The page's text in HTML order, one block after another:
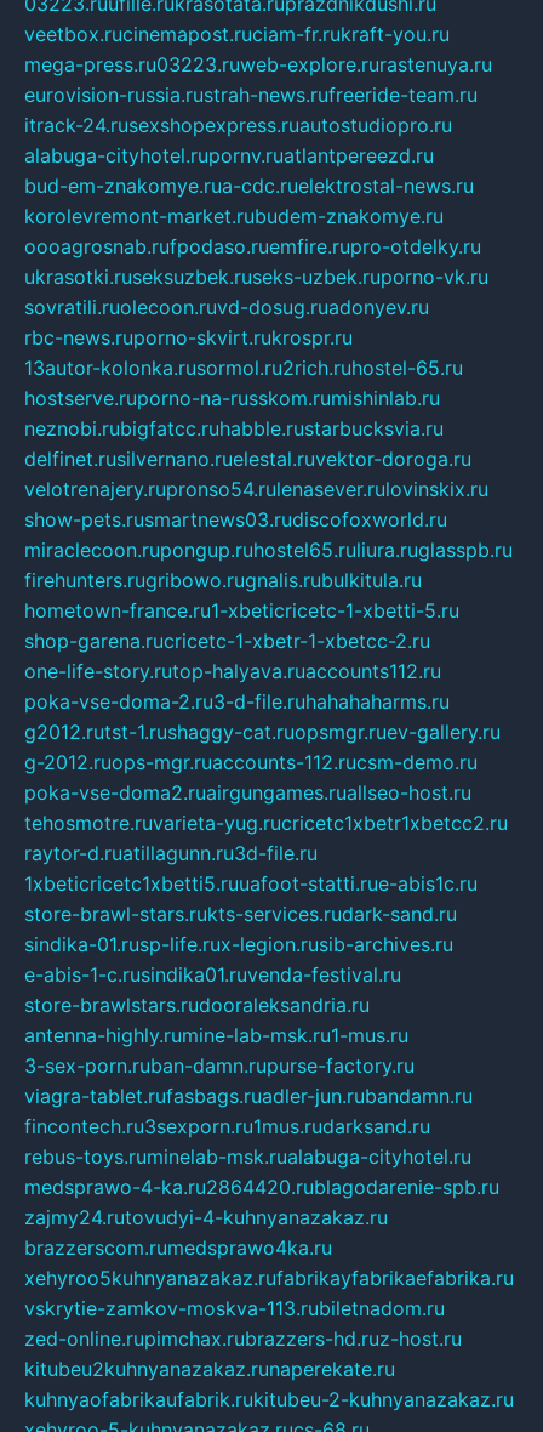
veetbox.rucinemapost.ruciam-fr.rukraft-you.ru
mega-press.ru03223.ruweb-explore.rurastenuya.ru
eurovision-russia.rustrah-news.rufreeride-team.ru
itrack-24.rusexshopexpress.ruautostudiopro.ru
alabuga-cityhotel.rupornv.ruatlantpereezd.ru
bud-em-znakomye.rua-cdc.ruelektrostal-news.ru
korolevremont-market.rubudem-znakomye.ru
oooagrosnab.rufpodaso.ruemfire.rupro-otdelky.ru
ukrasotki.ruseksuzbek.ruseks-uzbek.ruporno-vk.ru
sovratili.ruolecoon.ruvd-dosug.ruadonyev.ru
rbc-news.ruporno-skvirt.rukrospr.ru
13autor-kolonka.rusormol.ru2rich.ruhostel-65.ru
hostserve.ruporno-na-russkom.rumishinlab.ru
neznobi.rubigfatcc.ruhabble.rustarbucksvia.ru
delfinet.rusilvernano.ruelestal.ruvektor-doroga.ru
velotrenajery.rupronso54.rulenasever.rulovinskix.ru
show-pets.rusmartnews03.rudiscofoxworld.ru
miraclecoon.rupongup.ruhostel65.ruliura.ruglasspb.ru
firehunters.rugribowo.rugnalis.rubulkitula.ru
hometown-france.ru1-xbeticricetc-1-xbetti-5.ru
shop-garena.rucricetc-1-xbetr-1-xbetcc-2.ru
one-life-story.rutop-halyava.ruaccounts112.ru
poka-vse-doma-2.ru3-d-file.ruhahahaharms.ru
g2012.rutst-1.rushaggy-cat.ruopsmgr.ruev-gallery.ru
g-2012.ruops-mgr.ruaccounts-112.rucsm-demo.ru
poka-vse-doma2.ruairgungames.ruallseo-host.ru
tehosmotre.ruvarieta-yug.rucricetc1xbetr1xbetcc2.ru
raytor-d.ruatillagunn.ru3d-file.ru
1xbeticricetc1xbetti5.ruuafoot-statti.rue-abis1c.ru
store-brawl-stars.rukts-services.rudark-sand.ru
sindika-01.rusp-life.rux-legion.rusib-archives.ru
e-abis-1-c.rusindika01.ruvenda-festival.ru
store-brawlstars.rudooraleksandria.ru
antenna-highly.rumine-lab-msk.ru1-mus.ru
3-sex-porn.ruban-damn.rupurse-factory.ru
viagra-tablet.rufasbags.ruadler-jun.rubandamn.ru
fincontech.ru3sexporn.ru1mus.rudarksand.ru
rebus-toys.ruminelab-msk.rualabuga-cityhotel.ru
medsprawo-4-ka.ru2864420.rublagodarenie-spb.ru
zajmy24.rutovudyi-4-kuhnyanazakaz.ru
brazzerscom.rumedsprawo4ka.ru
xehyroo5kuhnyanazakaz.rufabrikayfabrikaefabrika.ru
vskrytie-zamkov-moskva-113.rubiletnadom.ru
zed-online.rupimchax.rubrazzers-hd.ruz-host.ru
kitubeu2kuhnyanazakaz.runaperekate.ru
kuhnyaofabrikaufabrik.rukitubeu-2-kuhnyanazakaz.ru